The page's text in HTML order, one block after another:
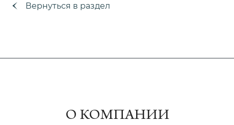
Вернуться в раздел
О КОМПАНИИ